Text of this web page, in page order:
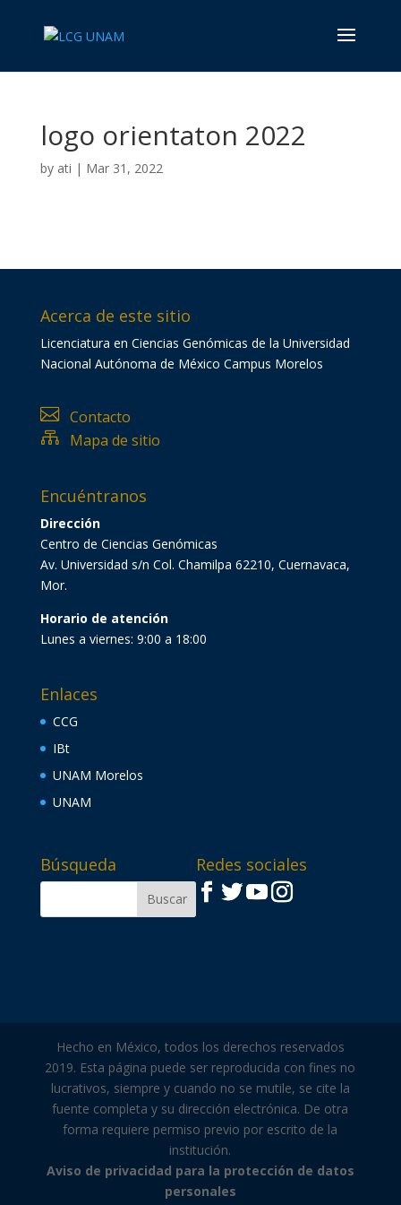
logo orientaton 2022
by ati | Mar 31, 2022
Acerca de este sitio
Licenciatura en Ciencias Genómicas de la Universidad
Nacional Autónoma de México Campus Morelos
 Contacto
 Mapa de sitio
Encuéntranos
Dirección
Centro de Ciencias Genómicas
Av. Universidad s/n Col. Chamilpa 62210, Cuernavaca,
Mor.
Horario de atención
Lunes a viernes: 9:00 a 18:00
Enlaces
CCG
IBt
UNAM Morelos
UNAM
Búsqueda Redes sociales
Hecho en México, todos los derechos reservados
2019. Esta página puede ser reproducida con fines no
lucrativos, siempre y cuando no se mutile, se cite la
fuente completa y su dirección electrónica. De otra
forma requiere permiso previo por escrito de la
institución.
Aviso de privacidad para la protección de datos
personales